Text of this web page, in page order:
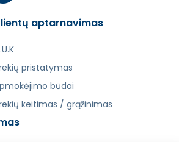
aptarnavimas
pristatymas
būdai
keitimas / grąžinimas